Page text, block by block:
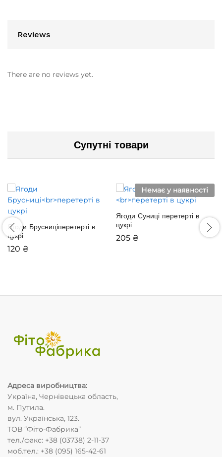
Reviews
There are no reviews yet.
Супутні товари
Ягоди Брусниціперетерті в
цукрі
120 ₴
Немає у наявності
Ягоди Суниці перетерті в
цукрі
205 ₴
Адреса виробництва:
Україна, Чернівецька область,
м. Путила.
вул. Українська, 123.
ТОВ “Фіто-Фабрика”
тел./факс: +38 (03738) 2-11-37
моб.тел.: +38 (095) 165-42-61